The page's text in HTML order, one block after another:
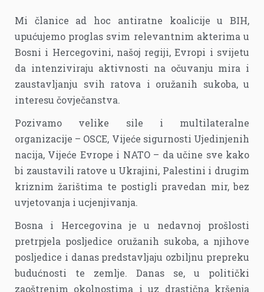
Mi članice ad hoc antiratne koalicije u BIH,
upućujemo proglas svim relevantnim akterima u
Bosni i Hercegovini, našoj regiji, Evropi i svijetu
da intenziviraju aktivnosti na očuvanju mira i
zaustavljanju svih ratova i oružanih sukoba, u
interesu čovječanstva.
Pozivamo velike sile i multilateralne
organizacije – OSCE, Vijeće sigurnosti Ujedinjenih
nacija, Vijeće Evrope i NATO – da učine sve kako
bi zaustavili ratove u Ukrajini, Palestini i drugim
kriznim žarištima te postigli pravedan mir, bez
uvjetovanja i ucjenjivanja.
Bosna i Hercegovina je u nedavnoj prošlosti
pretrpjela posljedice oružanih sukoba, a njihove
posljedice i danas predstavljaju ozbiljnu prepreku
budućnosti te zemlje. Danas se, u politički
zaoštrenim okolnostima i uz drastična kršenja